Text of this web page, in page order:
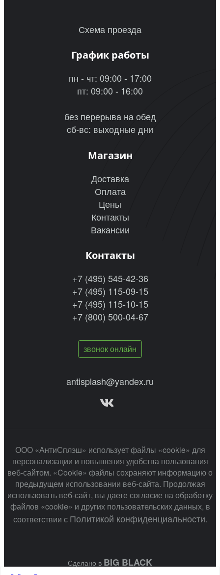
Схема проезда
График работы
пн - чт: 09:00 - 17:00
пт: 09:00 - 16:00
без перерыва на обед
сб-вс: выходные дни
Магазин
Доставка
Оплата
Цены
Контакты
Вакансии
Контакты
+7 (495) 545-42-36
+7 (495) 115-09-15
+7 (495) 115-10-15
+7 (800) 500-04-67
звонок онлайн
antisplash@yandex.ru
ООО «АнтиСплэш» использует файлы «cookie» для
персонализации и повышения удобства пользования
веб-сайтом. «Cookie» файлы сохраняют информацию о
предыдущем использовании веб-сайта. Продолжая
использовать веб-сайт, вы даете согласие на обработку
файлов «cookie» и других пользовательских данных, в
соответствии с Политикой конфиденциальности.
Сделано в BIG BLACK